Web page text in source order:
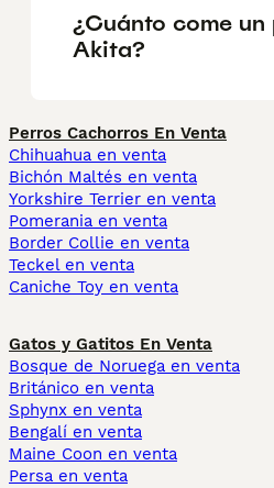
¿Cuánto come un
Akita?
Perros Cachorros En Venta
Chihuahua en venta
Bichón Maltés en venta
Yorkshire Terrier en venta
Pomerania en venta
Border Collie en venta
Teckel en venta
Caniche Toy en venta
Gatos y Gatitos En Venta
Bosque de Noruega en venta
Británico en venta
Sphynx en venta
Bengalí en venta
Maine Coon en venta
Persa en venta